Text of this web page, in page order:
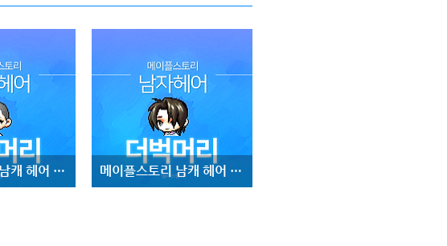
메이플스토리 남캐 헤어 :: 빡빡머리 :: 메이플스토리 남캐 헤어 :: 더벅머리 ::